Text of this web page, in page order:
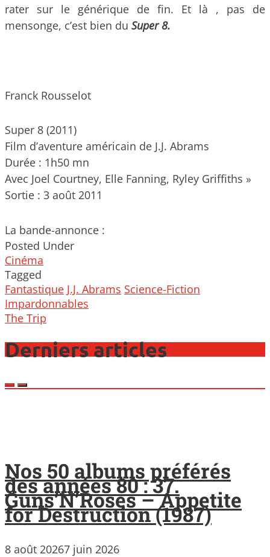
rater sur le générique de fin. Et là , pas de
mensonge, c’est bien du Super 8.
Franck Rousselot
Super 8 (2011)
Film d’aventure américain de J.J. Abrams
Durée : 1h50 mn
Avec Joel Courtney, Elle Fanning, Ryley Griffiths »
Sortie : 3 août 2011
La bande-annonce :
Posted Under
Cinéma
Tagged
Fantastique J.J. Abrams Science-Fiction
Post
navigation
Impardonnables
The Trip
Derniers articles
Nos 50 albums préférés
des années 80 : 37.
Guns’N’Roses – Appetite
for Destruction (1987)
8 août 20267 juin 2026